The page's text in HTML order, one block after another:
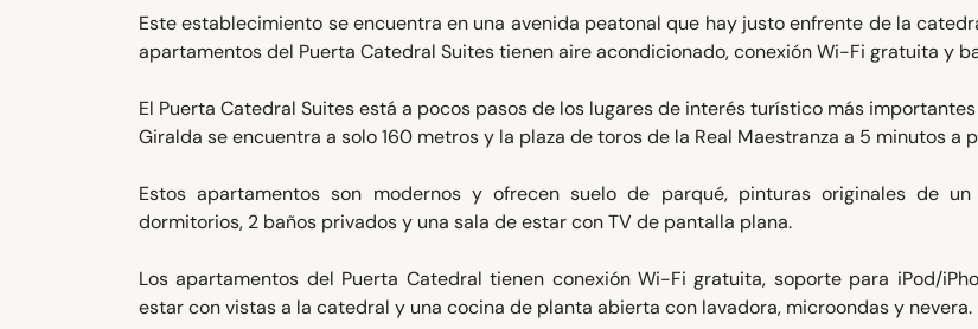
Este establecimiento se encuentra en una avenida peatonal que hay justo enfrente de la
apartamentos del Puerta Catedral Suites tienen aire acondicionado, conexión Wi-Fi gratuita y
El Puerta Catedral Suites está a pocos pasos de los lugares de interés turístico más
Giralda se encuentra a solo 160 metros y la plaza de toros de la Real Maestranza a 5 minutos a
Estos apartamentos son modernos y ofrecen suelo de parqué, pinturas originales de
dormitorios, 2 baños privados y una sala de estar con TV de pantalla plana.
Los apartamentos del Puerta Catedral tienen conexión Wi-Fi gratuita, soporte para iPod/
estar con vistas a la catedral y una cocina de planta abierta con lavadora, microondas y nevera.